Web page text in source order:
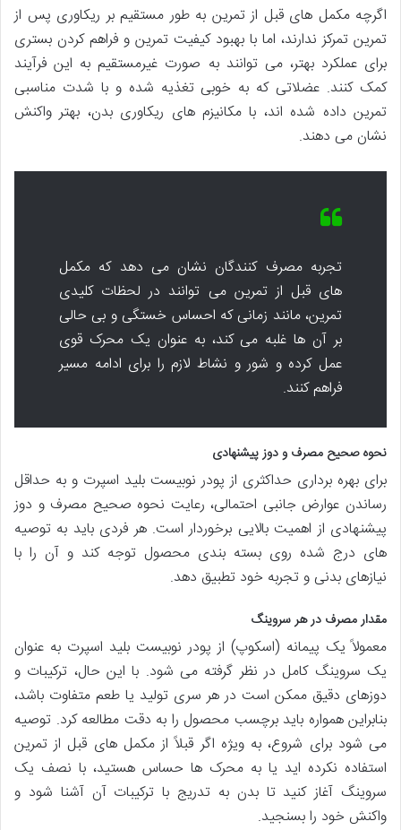
اگرچه مکمل های قبل از تمرین به طور مستقیم بر ریکاوری پس از
تمرین تمرکز ندارند، اما با بهبود کیفیت تمرین و فراهم کردن بستری
برای عملکرد بهتر، می توانند به صورت غیرمستقیم به این فرآیند
کمک کنند. عضلاتی که به خوبی تغذیه شده و با شدت مناسبی
تمرین داده شده اند، با مکانیزم های ریکاوری بدن، بهتر واکنش
نشان می دهند.
تجربه مصرف کنندگان نشان می دهد که مکمل
های قبل از تمرین می توانند در لحظات کلیدی
تمرین، مانند زمانی که احساس خستگی و بی حالی
بر آن ها غلبه می کند، به عنوان یک محرک قوی
عمل کرده و شور و نشاط لازم را برای ادامه مسیر
فراهم کنند.
نحوه صحیح مصرف و دوز پیشنهادی
برای بهره برداری حداکثری از پودر نوبیست بلید اسپرت و به حداقل
رساندن عوارض جانبی احتمالی، رعایت نحوه صحیح مصرف و دوز
پیشنهادی از اهمیت بالایی برخوردار است. هر فردی باید به توصیه
های درج شده روی بسته بندی محصول توجه کند و آن را با
نیازهای بدنی و تجربه خود تطبیق دهد.
مقدار مصرف در هر سروینگ
معمولاً یک پیمانه (اسکوپ) از پودر نوبیست بلید اسپرت به عنوان
یک سروینگ کامل در نظر گرفته می شود. با این حال، ترکیبات و
دوزهای دقیق ممکن است در هر سری تولید یا طعم متفاوت باشد،
بنابراین همواره باید برچسب محصول را به دقت مطالعه کرد. توصیه
می شود برای شروع، به ویژه اگر قبلاً از مکمل های قبل از تمرین
استفاده نکرده اید یا به محرک ها حساس هستید، با نصف یک
سروینگ آغاز کنید تا بدن به تدریج با ترکیبات آن آشنا شود و
واکنش خود را بسنجید.